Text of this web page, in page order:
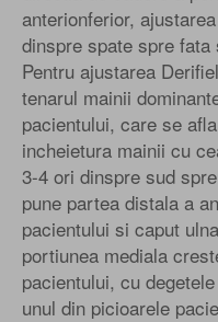
anterionferior,
dinspre spate spre
Pentru ajustarea
tenarul mainii
pacientului, care se
incheietura mainii cu
3-4 ori dinspre sud
pune partea distala a
pacientului si caput
portiunea mediala
pacientului, cu
unul din picioarele